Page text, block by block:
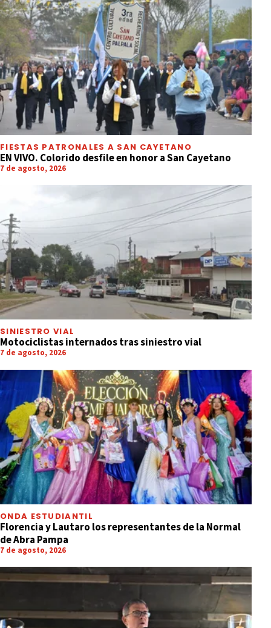
FIESTAS PATRONALES A SAN CAYETANO
EN VIVO. Colorido desfile en honor a San Cayetano
7 de agosto, 2026
SINIESTRO VIAL
Motociclistas internados tras siniestro vial
7 de agosto, 2026
ONDA ESTUDIANTIL
Florencia y Lautaro los representantes de la Normal
de Abra Pampa
7 de agosto, 2026